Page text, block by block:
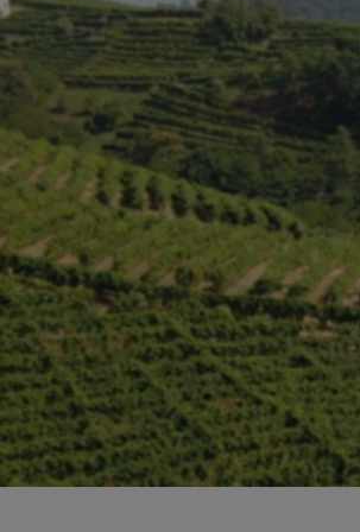
Cavolo romanesco al
forno con ‘nduja
Bisque di gamberi:
l'ideale per insaporire
i tuoi piatti di pesce!